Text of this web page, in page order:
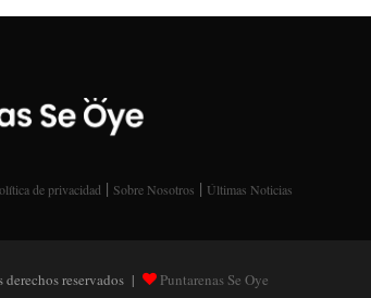
de privacidad | Sobre Nosotros | Últimas Noticias
reservados | Puntarenas Se Oye